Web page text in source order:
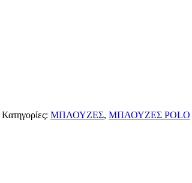
Κατηγορίες: ΜΠΛΟΥΖΕΣ, ΜΠΛΟΥΖΕΣ POLO